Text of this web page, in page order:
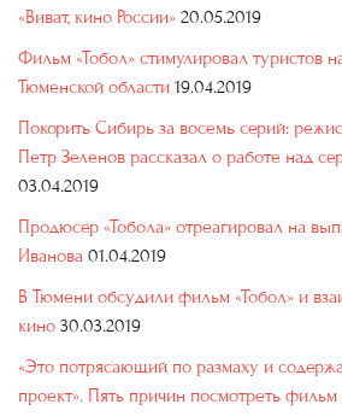
«Виват, кино России» 20.05.2019
Фильм «Тобол» стимулировал туристов
Тюменской области 19.04.2019
Покорить Сибирь за восемь серий:
Петр Зеленов рассказал о работе над
03.04.2019
Продюсер «Тобола» отреагировал на
Иванова 01.04.2019
В Тюмени обсудили фильм «Тобол» и
кино 30.03.2019
«Это потрясающий по размаху и
проект». Пять причин посмотреть фильм